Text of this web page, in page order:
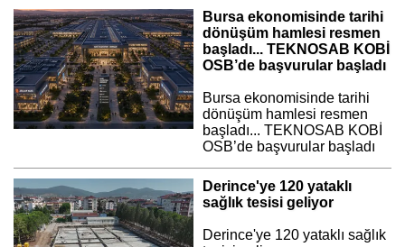
Bursa ekonomisinde tarihi
dönüşüm hamlesi resmen
başladı... TEKNOSAB KOBİ
OSB’de başvurular başladı
Bursa ekonomisinde tarihi
dönüşüm hamlesi resmen
başladı... TEKNOSAB KOBİ
OSB’de başvurular başladı
Derince'ye 120 yataklı
sağlık tesisi geliyor
Derince'ye 120 yataklı sağlık